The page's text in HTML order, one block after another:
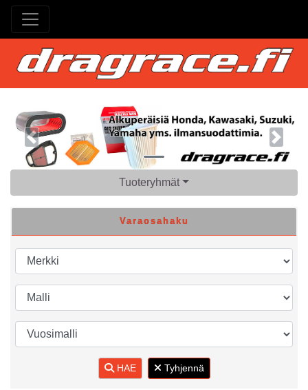
Previous Next
Tuoteryhmät
Varaosahaku
HAE Tyhjennä